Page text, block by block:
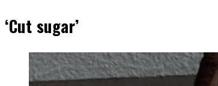
‘Cut sugar’